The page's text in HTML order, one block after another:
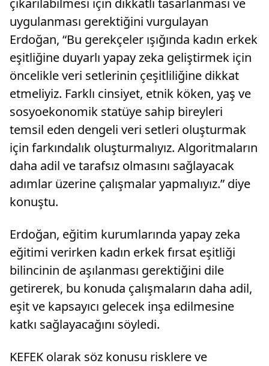
çıkarılabilmesi için dikkatli tasarlanması ve
uygulanması gerektiğini vurgulayan
Erdoğan, “Bu gerekçeler ışığında kadın erkek
eşitliğine duyarlı yapay zeka geliştirmek için
öncelikle veri setlerinin çeşitliliğine dikkat
etmeliyiz. Farklı cinsiyet, etnik köken, yaş ve
sosyoekonomik statüye sahip bireyleri
temsil eden dengeli veri setleri oluşturmak
için farkındalık oluşturmalıyız. Algoritmaların
daha adil ve tarafsız olmasını sağlayacak
adımlar üzerine çalışmalar yapmalıyız.” diye
konuştu.
Erdoğan, eğitim kurumlarında yapay zeka
eğitimi verirken kadın erkek fırsat eşitliği
bilincinin de aşılanması gerektiğini dile
getirerek, bu konuda çalışmaların daha adil,
eşit ve kapsayıcı gelecek inşa edilmesine
katkı sağlayacağını söyledi.
KEFEK olarak söz konusu risklere ve